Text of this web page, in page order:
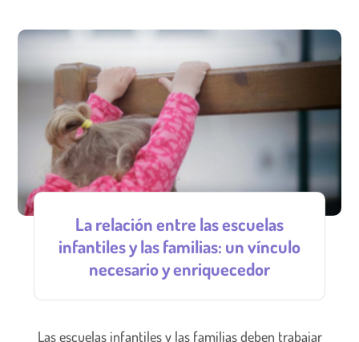
La relación entre las escuelas
infantiles y las familias: un vínculo
necesario y enriquecedor
Las escuelas infantiles y las familias deben trabajar